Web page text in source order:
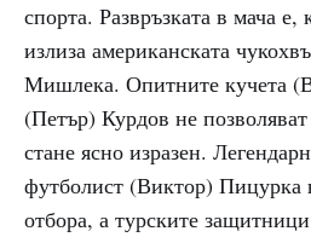
спорта. Развръзката в мача е,
излиза американската
Мишлека. Опитните кучета
(Петър) Курдов не
стане ясно изразен.
футболист (Виктор) Пицурка
отбора, а турските